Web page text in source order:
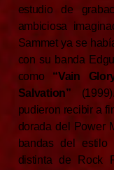
estudio de
ambiciosa
Sammet ya se
con su banda
como “Vain
Salvation”
pudieron recibir a
dorada del Power
bandas del estilo
distinta de Rock